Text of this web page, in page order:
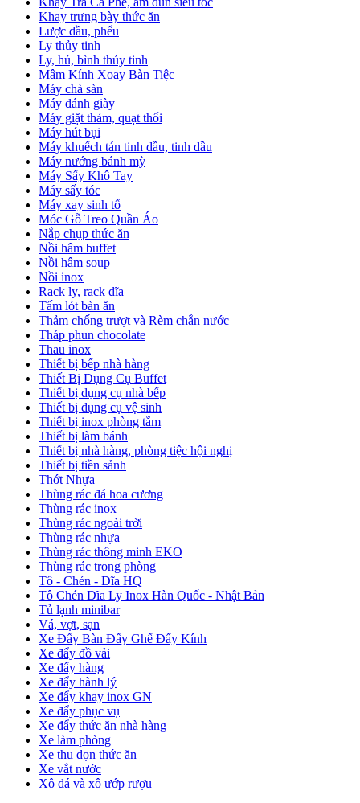
Khay trưng bày thức ăn
Lược dầu, phểu
Ly thủy tinh
Ly, hủ, bình thủy tinh
Mâm Kính Xoay Bàn Tiệc
Máy chà sàn
Máy đánh giày
Máy giặt thảm, quạt thổi
Máy hút bụi
Máy khuếch tán tinh dầu, tinh dầu
Máy nướng bánh mỳ
Máy Sấy Khô Tay
Máy sấy tóc
Máy xay sinh tố
Móc Gỗ Treo Quần Áo
Nắp chụp thức ăn
Nồi hâm buffet
Nồi hâm soup
Nồi inox
Rack ly, rack dĩa
Tấm lót bàn ăn
Thảm chống trượt và Rèm chắn nước
Tháp phun chocolate
Thau inox
Thiết bị bếp nhà hàng
Thiết Bị Dụng Cụ Buffet
Thiết bị dụng cụ nhà bếp
Thiết bị dụng cụ vệ sinh
Thiết bị inox phòng tắm
Thiết bị làm bánh
Thiết bị nhà hàng, phòng tiệc hội nghị
Thiết bị tiền sảnh
Thớt Nhựa
Thùng rác đá hoa cương
Thùng rác inox
Thùng rác ngoài trời
Thùng rác nhựa
Thùng rác thông minh EKO
Thùng rác trong phòng
Tô - Chén - Dĩa HQ
Tô Chén Dĩa Ly Inox Hàn Quốc - Nhật Bản
Tủ lạnh minibar
Vá, vợt, sạn
Xe Đẩy Bàn Đẩy Ghế Đẩy Kính
Xe đẩy đồ vải
Xe đẩy hàng
Xe đẩy hành lý
Xe đẩy khay inox GN
Xe đẩy phục vụ
Xe đẩy thức ăn nhà hàng
Xe làm phòng
Xe thu dọn thức ăn
Xe vắt nước
Xô đá và xô ướp rượu